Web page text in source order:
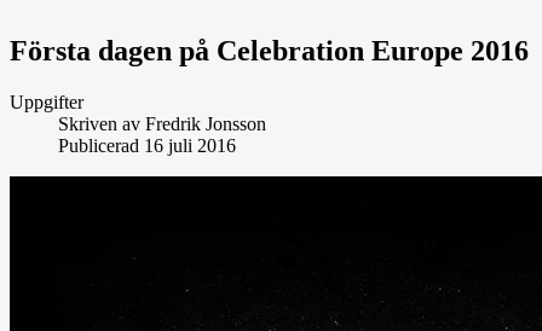
Första dagen på Celebration Europe 2016
Uppgifter
Skriven av Fredrik Jonsson
Publicerad 16 juli 2016